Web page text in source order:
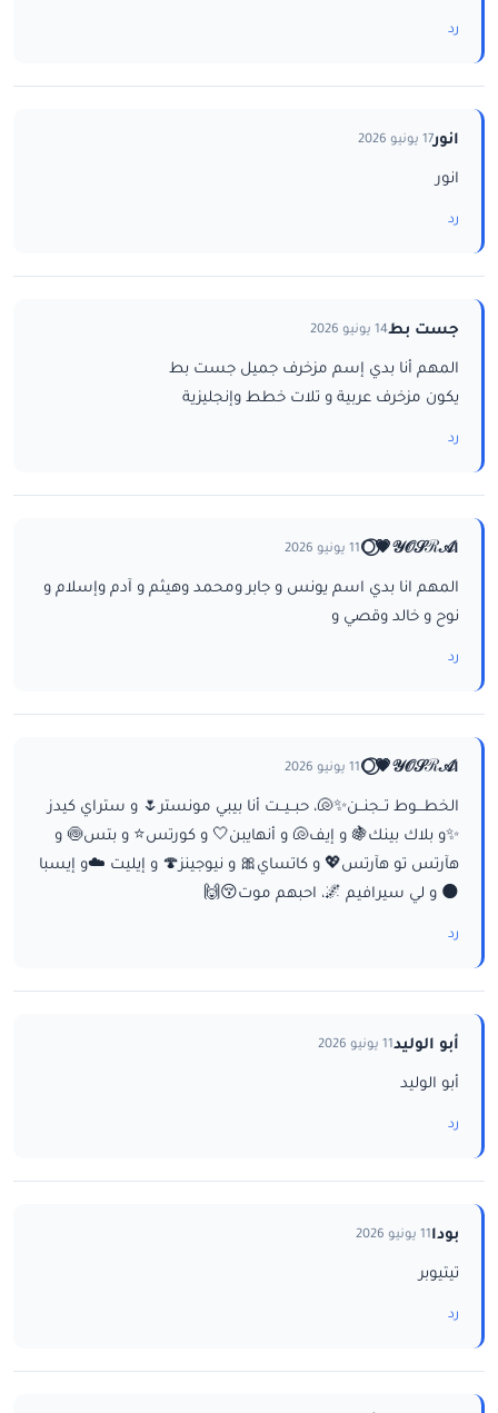
رد
انور17 يونيو 2026
انور
رد
جست بط14 يونيو 2026
المهم أنا بدي إسم مزخرف جميل جست بط
يكون مزخرف عربية و تلات خطط وإنجليزية
رد
ا𝒴𝒪𝒮ℛ𝒜💗⃝🌕 11 يونيو 2026
المهم انا بدي اسم يونس و جابر ومحمد وهيثم و آدم وإسلام و
نوح و خالد وقصي و
رد
ا𝒴𝒪𝒮ℛ𝒜💗⃝🌕 11 يونيو 2026
الخطـــوط تــجنــن✨🐚، حبــيــت أنا بيبي مونستر🌷 و ستراي كيدز
✨و بلاك بينك🍇 و إيف🐚 و أنهايبن🤍 و كورتس⭐ و بتس🍥 و
هآرتس تو هآرتس💖 و كاتساي🎀 و نيوجينز🍄 و إيليت ☁️و إيسبا
🌑 و لي سيرافيم 🌌، احبهم موت😚🙌
رد
أبو الوليد11 يونيو 2026
أبو الوليد
رد
بودا11 يونيو 2026
تيتيوبر
رد